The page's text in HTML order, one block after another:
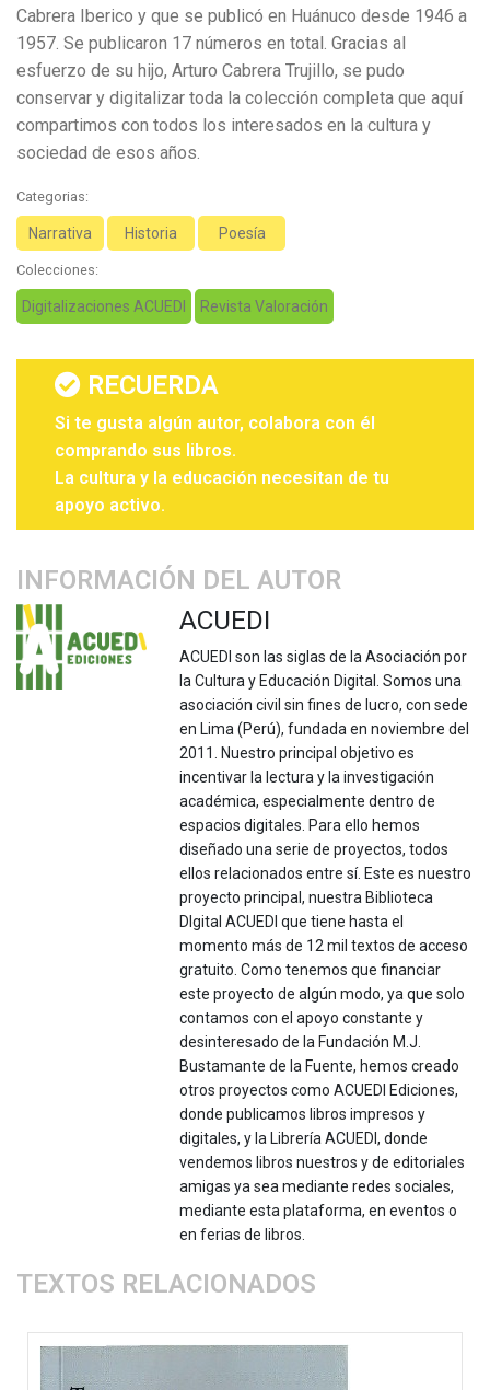
Cabrera Iberico y que se publicó en Huánuco desde 1946 a
1957. Se publicaron 17 números en total. Gracias al
esfuerzo de su hijo, Arturo Cabrera Trujillo, se pudo
conservar y digitalizar toda la colección completa que aquí
compartimos con todos los interesados en la cultura y
sociedad de esos años.
Categorias:
Narrativa Historia Poesía
Colecciones:
Digitalizaciones ACUEDI Revista Valoración
RECUERDA
Si te gusta algún autor, colabora con él
comprando sus libros.
La cultura y la educación necesitan de tu
apoyo activo.
INFORMACIÓN DEL AUTOR
ACUEDI
ACUEDI son las siglas de la Asociación por
la Cultura y Educación Digital. Somos una
asociación civil sin fines de lucro, con sede
en Lima (Perú), fundada en noviembre del
2011. Nuestro principal objetivo es
incentivar la lectura y la investigación
académica, especialmente dentro de
espacios digitales. Para ello hemos
diseñado una serie de proyectos, todos
ellos relacionados entre sí. Este es nuestro
proyecto principal, nuestra Biblioteca
DIgital ACUEDI que tiene hasta el
momento más de 12 mil textos de acceso
gratuito. Como tenemos que financiar
este proyecto de algún modo, ya que solo
contamos con el apoyo constante y
desinteresado de la Fundación M.J.
Bustamante de la Fuente, hemos creado
otros proyectos como ACUEDI Ediciones,
donde publicamos libros impresos y
digitales, y la Librería ACUEDI, donde
vendemos libros nuestros y de editoriales
amigas ya sea mediante redes sociales,
mediante esta plataforma, en eventos o
en ferias de libros.
TEXTOS RELACIONADOS